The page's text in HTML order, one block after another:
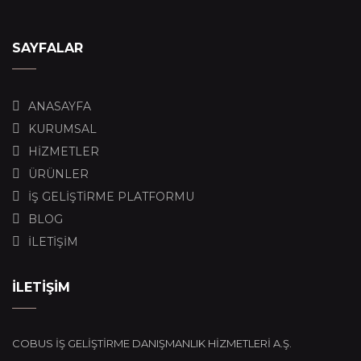
SAYFALAR
ANASAYFA
KURUMSAL
HİZMETLER
ÜRÜNLER
İŞ GELİŞTİRME PLATFORMU
BLOG
İLETİŞİM
İLETİŞİM
COBUS İŞ GELİŞTİRME DANIŞMANLIK HİZMETLERİ A.Ş.